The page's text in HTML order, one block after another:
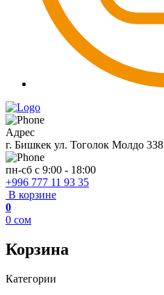
Адрес
г. Бишкек ул. Тоголок Молдо 338
пн-сб с 9:00 - 18:00
+996 777 11 93 35
В корзине
0
0 сом
Корзина
Категории